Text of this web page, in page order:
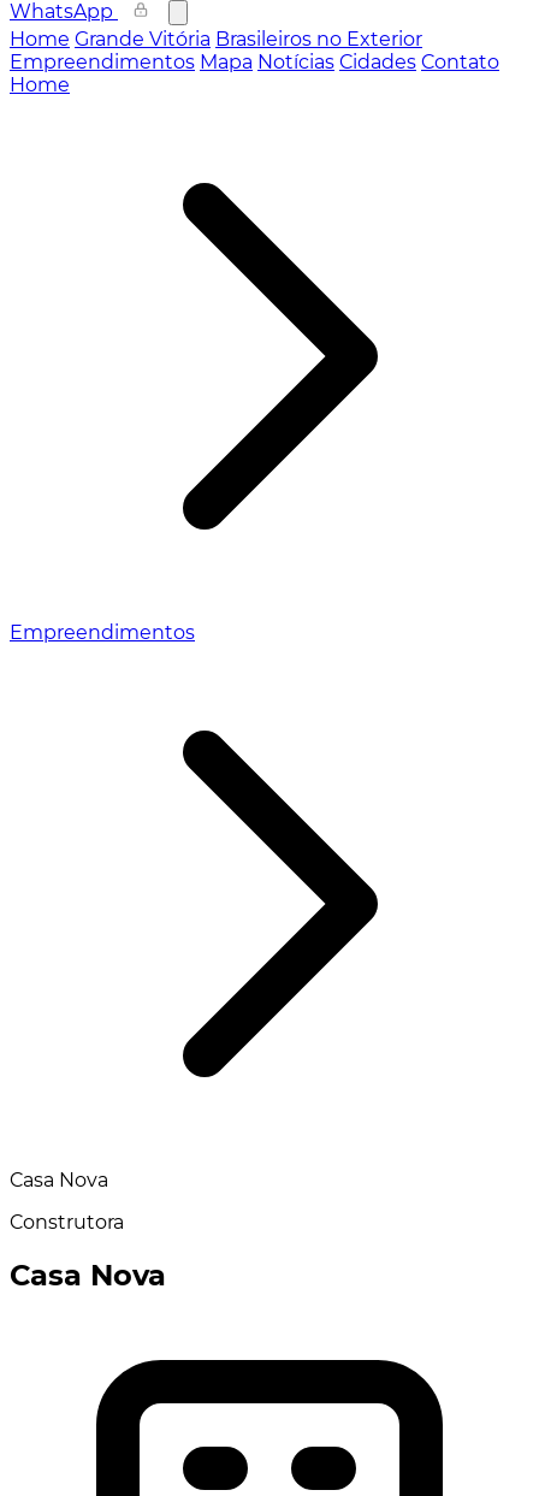
WhatsApp
Home Grande Vitória Brasileiros no Exterior
Empreendimentos Mapa Notícias Cidades Contato
Home
Empreendimentos
Casa Nova
Construtora
Casa Nova